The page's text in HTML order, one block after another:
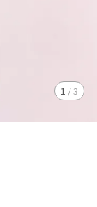
1 /3